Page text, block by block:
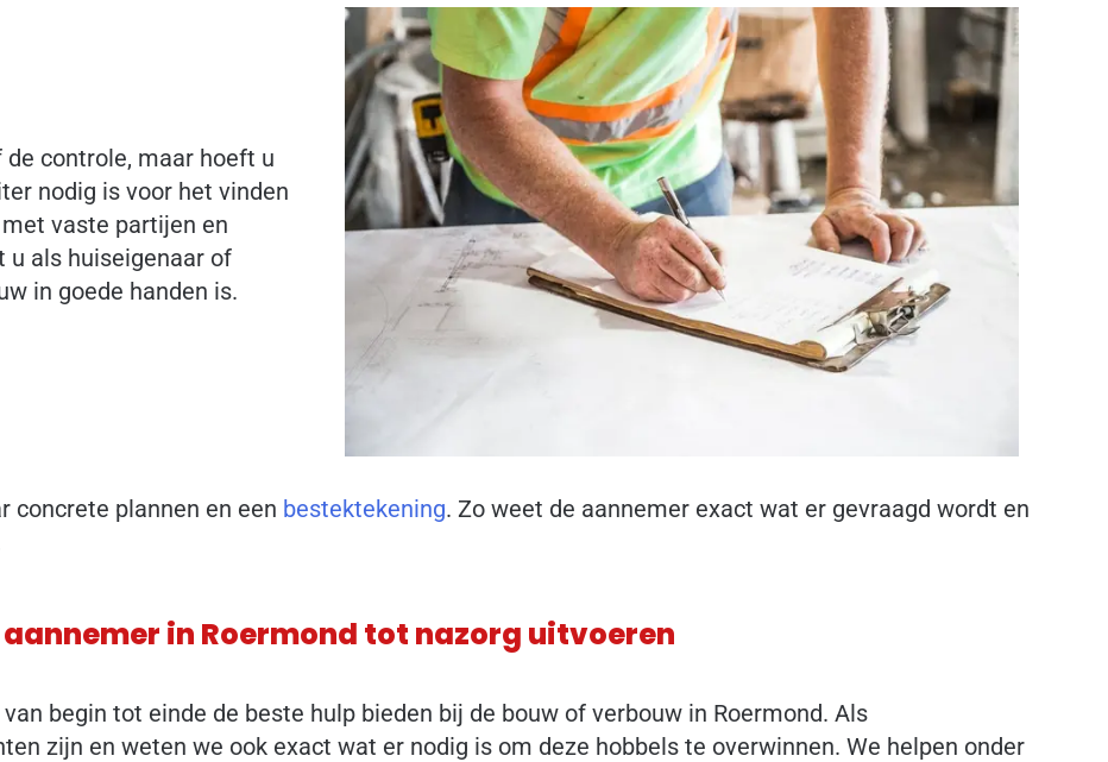
controle, maar hoeft u
nodig is voor het vinden
vaste partijen en
u als huiseigenaar of
in goede handen is.
concrete plannen en een bestektekening. Zo weet de aannemer exact wat er gevraagd wordt en
in Roermond tot nazorg uitvoeren
begin tot einde de beste hulp bieden bij de bouw of verbouw in Roermond. Als
zijn en weten we ook exact wat er nodig is om deze hobbels te overwinnen. We helpen onder